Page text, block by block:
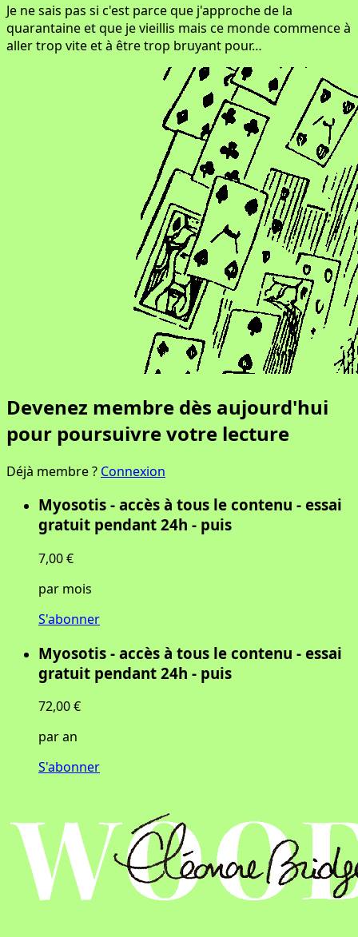
Je ne sais pas si c'est parce que j'approche de la
quarantaine et que je vieillis mais ce monde commence à
aller trop vite et à être trop bruyant pour…
Devenez membre dès aujourd'hui
pour poursuivre votre lecture
Déjà membre ? Connexion
Myosotis - accès à tous le contenu - essai
gratuit pendant 24h - puis
7,00 €
par mois
S'abonner
Myosotis - accès à tous le contenu - essai
gratuit pendant 24h - puis
72,00 €
par an
S'abonner